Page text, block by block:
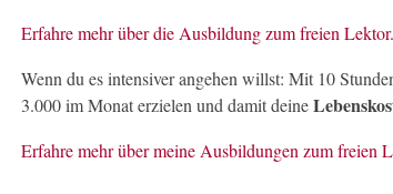
Erfahre mehr über die Ausbildung zum freien Lektor.
Wenn du es intensiver angehen willst: Mit 10
3.000 im Monat erzielen und damit deine
Erfahre mehr über meine Ausbildungen zum freien